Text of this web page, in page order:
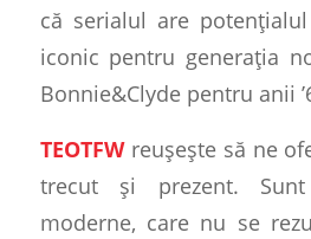
că serialul are
iconic pentru generația
Bonnie&Clydepentru anii
TEOTFWreușește să ne
trecut și prezent.
moderne, care nu se